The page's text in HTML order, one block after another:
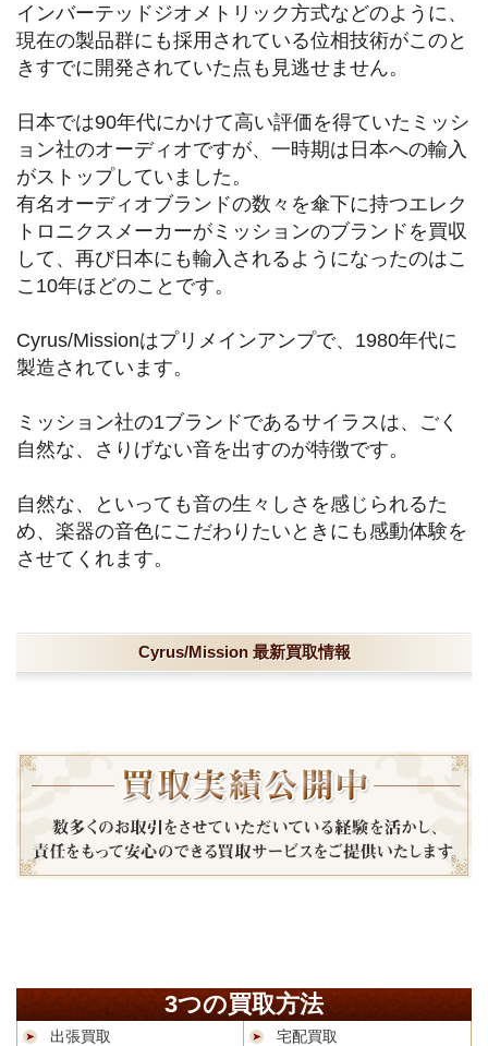
インバーテッドジオメトリック方式などのように、
現在の製品群にも採用されている位相技術がこのと
きすでに開発されていた点も見逃せません。
日本では90年代にかけて高い評価を得ていたミッシ
ョン社のオーディオですが、一時期は日本への輸入
がストップしていました。
有名オーディオブランドの数々を傘下に持つエレク
トロニクスメーカーがミッションのブランドを買収
して、再び日本にも輸入されるようになったのはこ
こ10年ほどのことです。
Cyrus/Missionはプリメインアンプで、1980年代に
製造されています。
ミッション社の1ブランドであるサイラスは、ごく
自然な、さりげない音を出すのが特徴です。
自然な、といっても音の生々しさを感じられるた
め、楽器の音色にこだわりたいときにも感動体験を
させてくれます。
Cyrus/Mission 最新買取情報
3つの買取方法
出張買取
宅配買取